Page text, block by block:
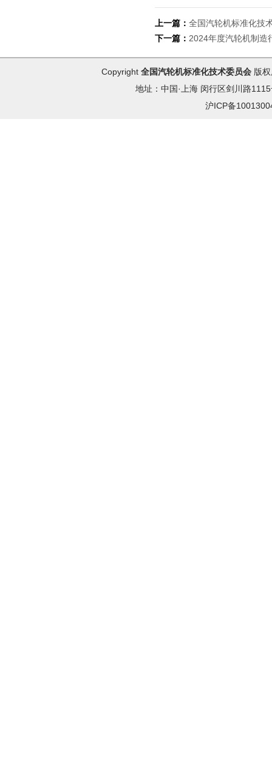
上一篇： 全国汽轮机标准化技
下一篇： 2024年度汽轮机制造
Copyright 全国汽轮机标准化技术委员会版
地址：中国·上海 闵行区剑川路
沪ICP备